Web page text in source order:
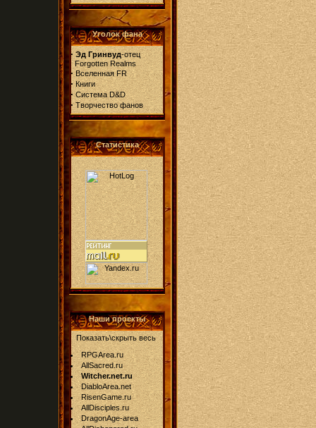
Уголок фана
· Эд Гринвуд-отец
Forgotten Realms
· Вселенная FR
· Книги
· Система D&D
· Творчество фанов
Статистика
Наши проекты
Показать\скрыть весь
RPGArea.ru
AllSacred.ru
Witcher.net.ru
DiabloArea.net
RisenGame.ru
AllDisciples.ru
DragonAge-area